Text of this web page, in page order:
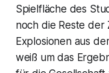
Spielfläche des
noch die Reste
Explosionen aus
weiß um das